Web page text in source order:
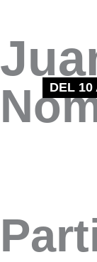
contenido
DEL 10